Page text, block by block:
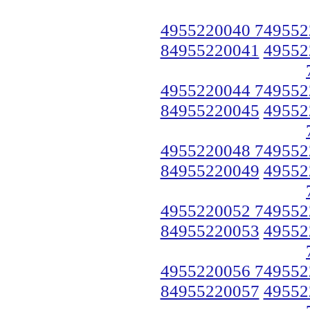
4955220040
84955220041
4955220044
84955220045
4955220048
84955220049
4955220052
84955220053
4955220056
84955220057